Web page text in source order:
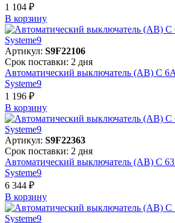
1 104 ₽
В корзинy
Артикул: S9F22106
Срок поставки: 2 дня
Автоматический выключатель (АВ) C
Systeme9
1 196 ₽
В корзинy
Артикул: S9F22363
Срок поставки: 2 дня
Автоматический выключатель (АВ) C
Systeme9
6 344 ₽
В корзинy